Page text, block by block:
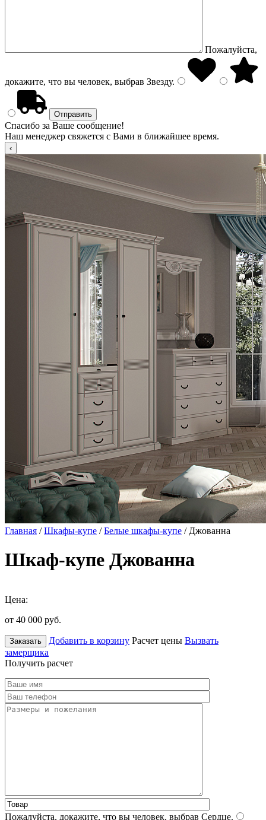
Пожалуйста,
докажите, что вы человек, выбрав Звезду.
Спасибо за Ваше сообщение!
Наш менеджер свяжется с Вами в ближайшее время.
Главная /Шкафы-купе /Белые шкафы-купе / Джованна
Шкаф-купе Джованна
Цена:
от 40 000 руб.
Заказать Добавить в корзину Расчет цены Вызвать
замерщика
Получить расчет
Пожалуйста, докажите, что вы человек, выбрав Сердце.